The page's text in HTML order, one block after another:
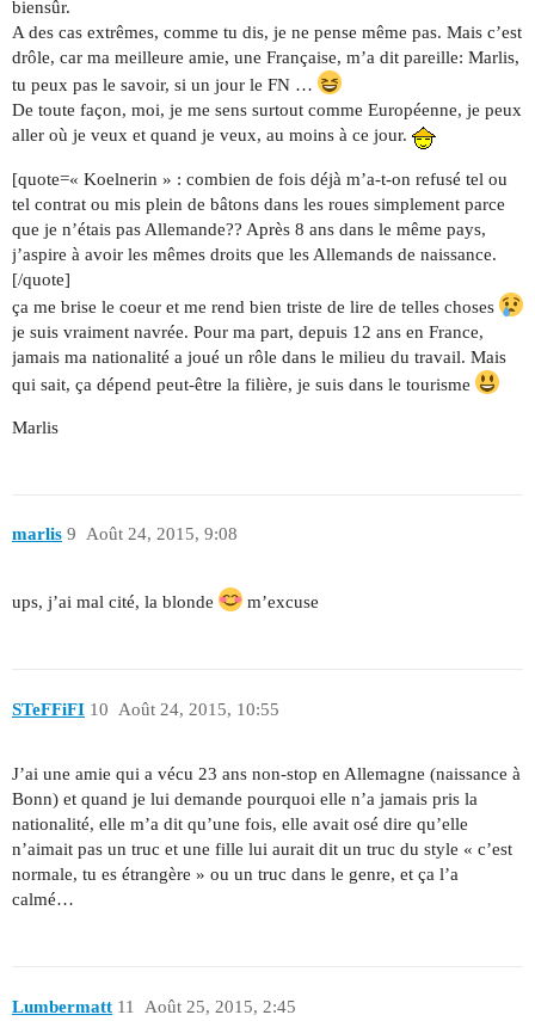
biensûr.
A des cas extrêmes, comme tu dis, je ne pense même pas. Mais c’est
drôle, car ma meilleure amie, une Française, m’a dit pareille: Marlis,
tu peux pas le savoir, si un jour le FN …
De toute façon, moi, je me sens surtout comme Européenne, je peux
aller où je veux et quand je veux, au moins à ce jour.
[quote=« Koelnerin » : combien de fois déjà m’a-t-on refusé tel ou
tel contrat ou mis plein de bâtons dans les roues simplement parce
que je n’étais pas Allemande?? Après 8 ans dans le même pays,
j’aspire à avoir les mêmes droits que les Allemands de naissance.
[/quote]
ça me brise le coeur et me rend bien triste de lire de telles choses
je suis vraiment navrée. Pour ma part, depuis 12 ans en France,
jamais ma nationalité a joué un rôle dans le milieu du travail. Mais
qui sait, ça dépend peut-être la filière, je suis dans le tourisme
Marlis
marlis Août 24, 2015, 9:08
9
ups, j’ai mal cité, la blonde m’excuse
STeFFiFI Août 24, 2015, 10:55
10
J’ai une amie qui a vécu 23 ans non-stop en Allemagne (naissance à
Bonn) et quand je lui demande pourquoi elle n’a jamais pris la
nationalité, elle m’a dit qu’une fois, elle avait osé dire qu’elle
n’aimait pas un truc et une fille lui aurait dit un truc du style « c’est
normale, tu es étrangère » ou un truc dans le genre, et ça l’a
calmé…
Lumbermatt Août 25, 2015, 2:45
11